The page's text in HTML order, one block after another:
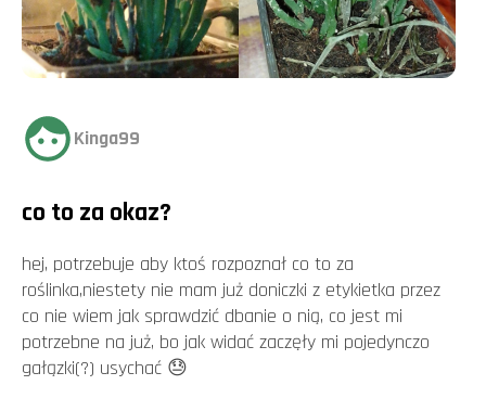
Kinga99
co to za okaz?
hej, potrzebuje aby ktoś rozpoznał co to za
roślinka,niestety nie mam już doniczki z etykietka przez
co nie wiem jak sprawdzić dbanie o nią, co jest mi
potrzebne na już, bo jak widać zaczęły mi pojedynczo
gałązki(?) usychać 😓